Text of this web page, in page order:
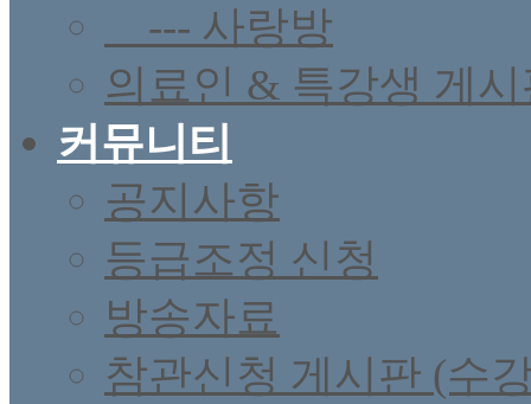
--- 사랑방
의료인 & 특강생 게
커뮤니티
공지사항
등급조정 신청
방송자료
참관신청 게시판 (수